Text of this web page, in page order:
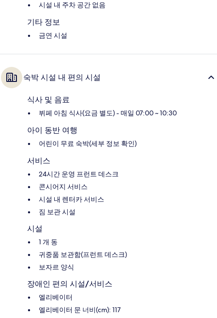
시설 내 주차 공간 없음
기타 정보
금연 시설
숙박 시설 내 편의 시설
식사 및 음료
뷔페 아침 식사(요금 별도) - 매일 07:00 ~ 10:30
아이 동반 여행
어린이 무료 숙박(세부 정보 확인)
서비스
24시간 운영 프런트 데스크
콘시어지 서비스
시설 내 렌터카 서비스
짐 보관 시설
시설
1 개 동
귀중품 보관함(프런트 데스크)
보자르 양식
장애인 편의 시설/서비스
엘리베이터
엘리베이터 문 너비(cm): 117